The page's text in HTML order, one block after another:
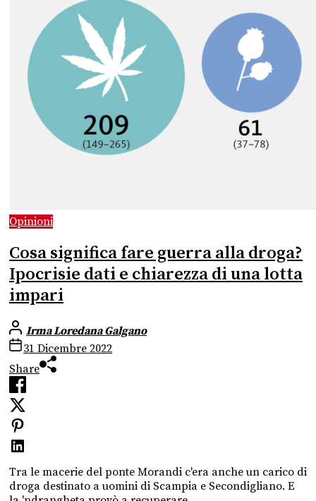
Opinioni
Cosa significa fare guerra alla droga?
Ipocrisie dati e chiarezza di una lotta
impari
Irma Loredana Galgano
31 Dicembre 2022
Share
Tra le macerie del ponte Morandi c'era anche un carico di
droga destinato a uomini di Scampia e Secondigliano. E